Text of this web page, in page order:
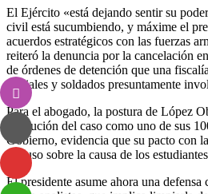
El Ejército «está dejando sentir su
civil está sucumbiendo, y máxime el
acuerdos estratégicos con las fuerzas
reiteró la denuncia por la cancelación
de órdenes de detención que una
oficiales y soldados presuntamente
Para el abogado, la postura de López
resolución del caso como uno de sus
Gobierno, evidencia que su pacto con
impuso sobre la causa de los
El presidente asume ahora una